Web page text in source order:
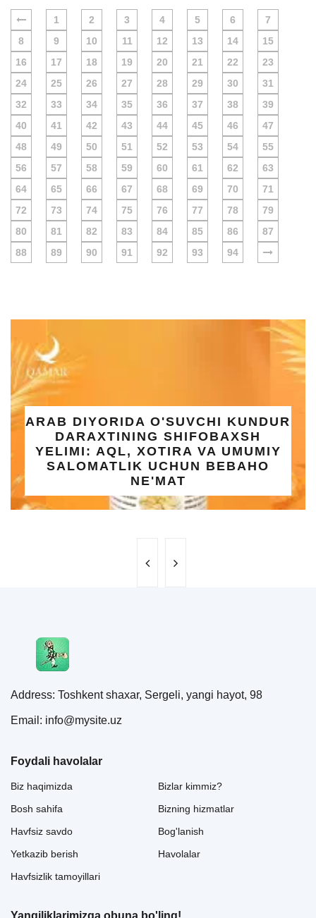
1 2 3 4 5 6
7
8
9 10 11 12 13 14
15
16
17 18 19 20 21 22
23
24
25 26 27 28 29 30
31
32
33 34 35 36 37 38
39
40
41 42 43 44 45 46
47
48
49 50 51 52 53 54
55
56
57 58 59 60 61 62
63
64
65 66 67 68 69 70
71
72
73 74 75 76 77 78
79
80
81 82 83 84 85 86
87
88
89 90 91 92 93 94
UMRA SAFARI UCHUN KAPILKA
Address: Toshkent shaxar, Sergeli, yangi hayot, 98
Email: info@mysite.uz
Foydali havolalar
Biz haqimizda
Bosh sahifa
Havfsiz savdo
Yetkazib berish
Havfsizlik tamoyillari
Bizlar kimmiz?
Bizning hizmatlar
Bog'lanish
Havolalar
Yangiliklarimizga obuna bo'ling!